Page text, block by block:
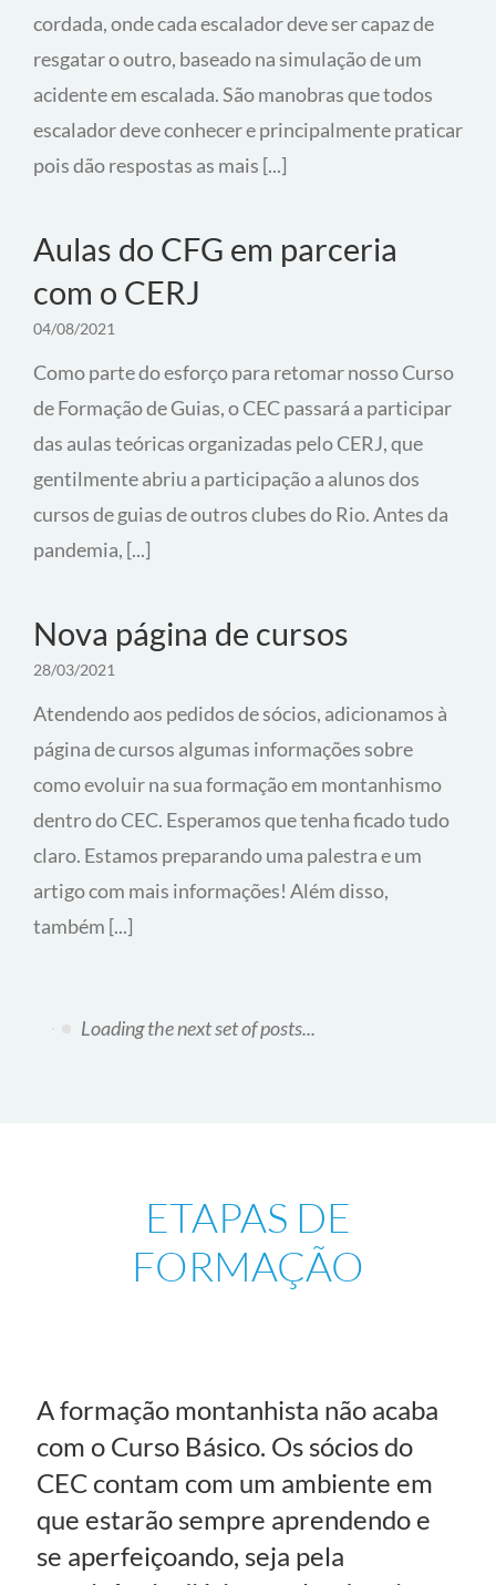
cordada, onde cada escalador deve ser capaz de
resgatar o outro, baseado na simulação de um
acidente em escalada. São manobras que todos
escalador deve conhecer e principalmente praticar
pois dão respostas as mais [...]
Aulas do CFG em parceria
com o CERJ
04/08/2021
Como parte do esforço para retomar nosso Curso
de Formação de Guias, o CEC passará a participar
das aulas teóricas organizadas pelo CERJ, que
gentilmente abriu a participação a alunos dos
cursos de guias de outros clubes do Rio. Antes da
pandemia, [...]
Nova página de cursos
28/03/2021
Atendendo aos pedidos de sócios, adicionamos à
página de cursos algumas informações sobre
como evoluir na sua formação em montanhismo
dentro do CEC. Esperamos que tenha ficado tudo
claro. Estamos preparando uma palestra e um
artigo com mais informações! Além disso,
também [...]
realizaremos um CPC, e no segundo semestre
realizaremos um CBM no lugar do [...]
ETAPAS DE
FORMAÇÃO